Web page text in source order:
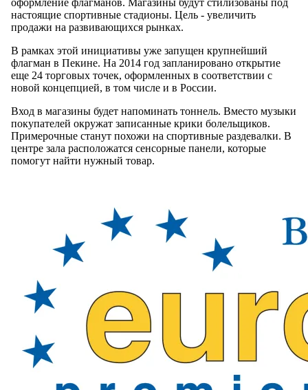
оформление флагманов. Магазины будут стилизованы под
настоящие спортивные стадионы. Цель - увеличить
продажи на развивающихся рынках.
В рамках этой инициативы уже запущен крупнейший
флагман в Пекине. На 2014 год запланировано открытие
еще 24 торговых точек, оформленных в соответствии с
новой концепцией, в том числе и в России.
Вход в магазины будет напоминать тоннель. Вместо музыки
покупателей окружат записанные крики болельщиков.
Примерочные станут похожи на спортивные раздевалки. В
центре зала расположатся сенсорные панели, которые
помогут найти нужный товар.